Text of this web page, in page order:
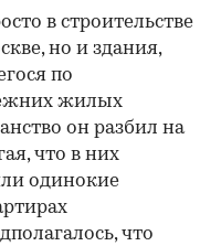
в строительстве
но и здания,
по
жилых
он разбил на
что в них
одинокие
что